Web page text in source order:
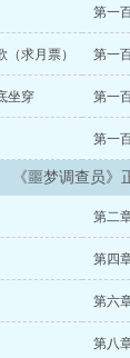
第一
求月票）
坐穿 第一
《噩梦调查员》
第二
第四
第六
第八